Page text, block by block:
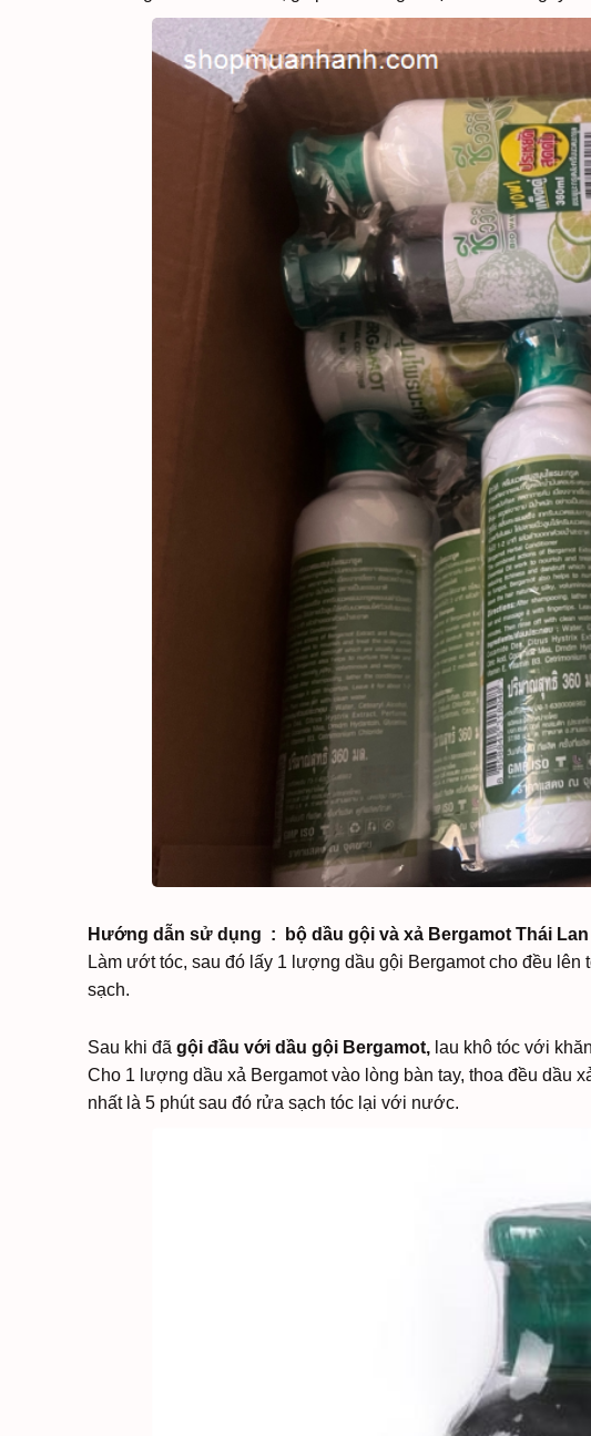
Hướng dẫn sử dụng : bộ dầu gội và xả Bergamot Thái Lan
Làm ướt tóc, sau đó lấy 1 lượng dầu gội Bergamot cho đều
sạch.
Sau khi đã gội đầu với dầu gội Bergamot, lau khô tóc với
Cho 1 lượng dầu xả Bergamot vào lòng bàn tay, thoa đều dầu
nhất là 5 phút sau đó rửa sạch tóc lại với nước.